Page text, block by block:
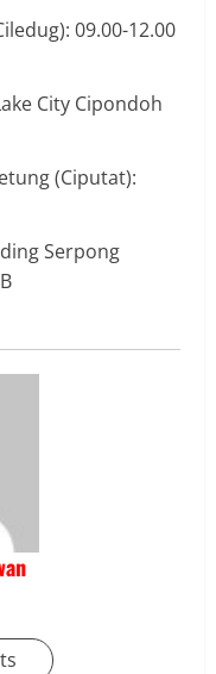
09.00-12.00
City Cipondoh
(Ciputat):
Serpong